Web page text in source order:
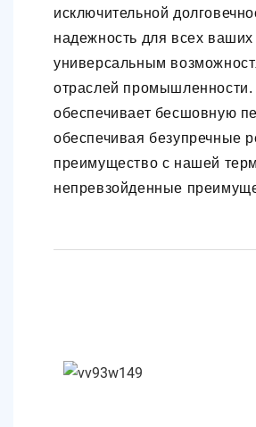
исключительной
надежность для всех
универсальным
отраслей промышленности.
обеспечивает бесшовную
обеспечивая безупречные
преимущество с нашей
непревзойденные